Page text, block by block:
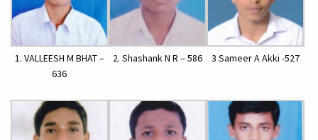
1. VALLEESH M BHAT –
636
2. Shashank N R – 586 3 Sameer A Akki -527